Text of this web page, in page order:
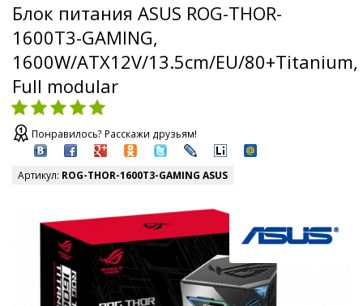
Блок питания ASUS ROG-THOR-
1600T3-GAMING,
1600W/ATX12V/13.5cm/EU/80+Titanium,
Full modular
Понравилось? Расскажи друзьям!
Артикул: ROG-THOR-1600T3-GAMING ASUS